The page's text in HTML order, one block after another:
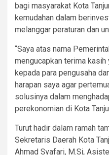
bagi masyarakat Kota
kemudahan dalam
melanggar peraturan dan
“Saya atas nama
mengucapkan terima
kepada para pengusaha
harapan saya agar
solusinya dalam
perekonomian di Kota
Turut hadir dalam ramah
Sekretaris Daerah Kota
Ahmad Syafari, M.Si,